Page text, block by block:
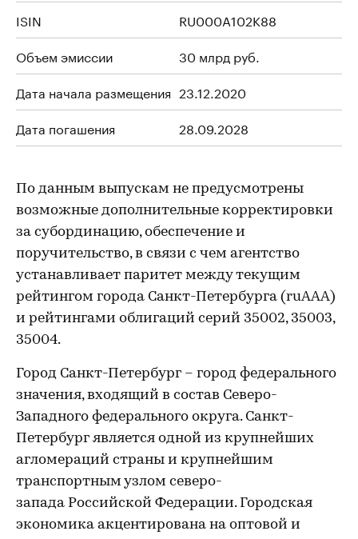
ISIN
RU000A102K88
Объем эмиссии
30 млрд руб.
Дата начала размещения 23.12.2020
Дата погашения
28.09.2028
По данным выпускам не предусмотрены
возможные дополнительные корректировки
за субординацию, обеспечение и
поручительство, в связи с чем агентство
устанавливает паритет между текущим
рейтингом города Санкт-Петербурга (ruAAA)
и рейтингами облигаций серий 35002, 35003,
35004.
Город Санкт-Петербург – город федерального
значения, входящий в состав Северо-
Западного федерального округа. Санкт-
Петербург является одной из крупнейших
агломераций страны и крупнейшим
транспортным узлом северо-
запада Российской Федерации. Городская
экономика акцентирована на оптовой и